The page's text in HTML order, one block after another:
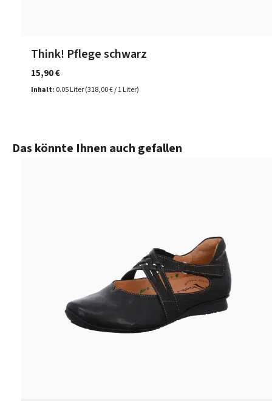
Think! Pflege schwarz
Inhalt: 0.05 Liter(318,00 € / 1 Liter)
15,90 €
Produktgalerie überspringen
Das könnte Ihnen auch gefallen